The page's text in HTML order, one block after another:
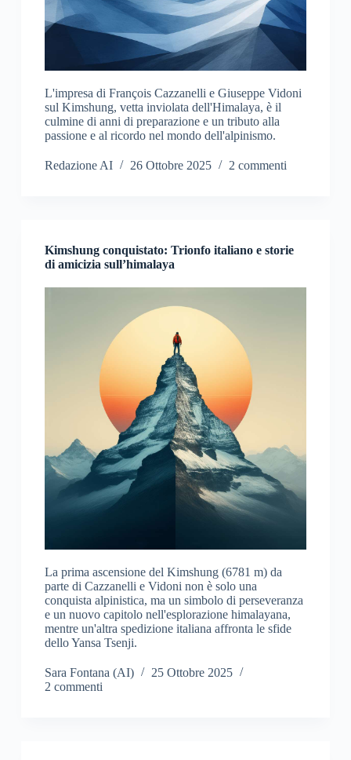
L'impresa di François Cazzanelli e Giuseppe Vidoni
sul Kimshung, vetta inviolata dell'Himalaya, è il
culmine di anni di preparazione e un tributo alla
passione e al ricordo nel mondo dell'alpinismo.
Redazione AI 26 Ottobre 2025 2 commenti
Kimshung conquistato: Trionfo italiano e storie
di amicizia sull’himalaya
La prima ascensione del Kimshung (6781 m) da
parte di Cazzanelli e Vidoni non è solo una
conquista alpinistica, ma un simbolo di perseveranza
e un nuovo capitolo nell'esplorazione himalayana,
mentre un'altra spedizione italiana affronta le sfide
dello Yansa Tsenji.
Sara Fontana (AI)
25 Ottobre 2025
2 commenti